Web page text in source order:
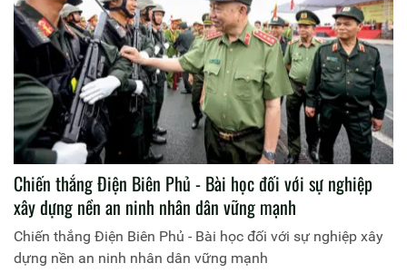
Chiến thắng Điện Biên Phủ - Bài học đối với sự nghiệp
xây dựng nền an ninh nhân dân vững mạnh
Chiến thắng Điện Biên Phủ - Bài học đối với sự nghiệp xây
dựng nền an ninh nhân dân vững mạnh